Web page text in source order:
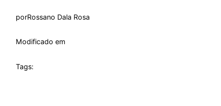
porRossano Dala Rosa
Modificado em
Tags: